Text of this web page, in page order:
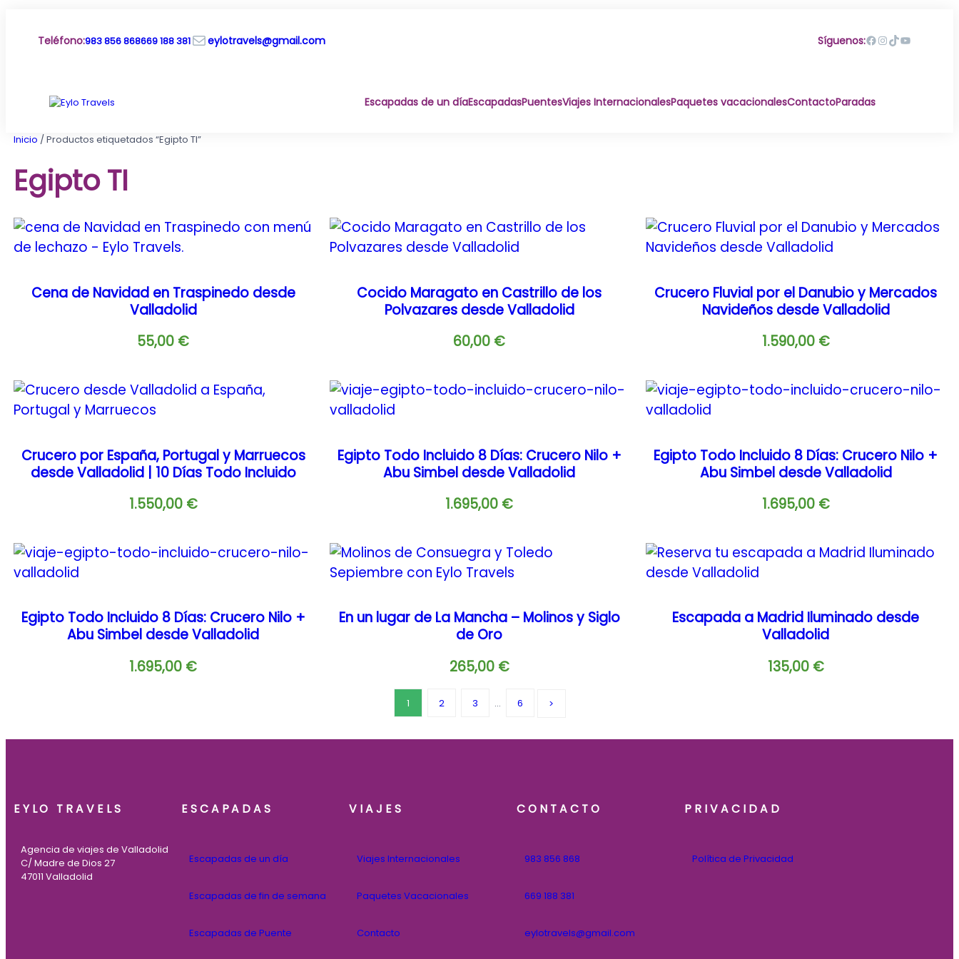
contenidoTeléfono:983 856 868669 188 381Correo electrónico eylotravels@gmail.com Síguenos:Facebook InstagramTikTok YouTube
Escapadas de un díaEscapadasPuentesViajes InternacionalesPaquetes vacacionalesContactoParadas
Inicio / Productos etiquetados “Egipto TI”
Egipto TI
Cena de Navidad en Traspinedo desde
Valladolid
55,00 €
Cocido Maragato en Castrillo de los
Polvazares desde Valladolid
60,00 €
Crucero Fluvial por el Danubio y Mercados
Navideños desde Valladolid
1.590,00 €
Crucero por España, Portugal y Marruecos
desde Valladolid | 10 Días Todo Incluido
1.550,00 €
Egipto Todo Incluido 8 Días: Crucero Nilo +
Abu Simbel desde Valladolid
1.695,00 €
Egipto Todo Incluido 8 Días: Crucero Nilo +
Abu Simbel desde Valladolid
1.695,00 €
Egipto Todo Incluido 8 Días: Crucero Nilo +
Abu Simbel desde Valladolid
1.695,00 €
En un lugar de La Mancha – Molinos y Siglo
de Oro
265,00 €
Escapada a Madrid Iluminado desde
Valladolid
135,00 €
1 2 3 … 6
EYLO TRAVELS
Agencia de viajes de Valladolid
C/ Madre de Dios 27
47011 Valladolid
ESCAPADAS
Escapadas de un día
Escapadas de fin de semana
Escapadas de Puente
VIAJES
Viajes Internacionales
Paquetes Vacacionales
Contacto
CONTACTO
983 856 868
669 188 381
eylotravels@gmail.com
PRIVACIDAD
Política de Privacidad